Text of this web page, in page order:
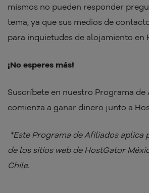
mismos no pueden responder
tema, ya que sus medios de
para inquietudes de alojamiento en
¡No esperes más!
Suscríbete en nuestro Programa de
comienza a ganar dinero junto a
*Este Programa de Afiliados aplica
de los sitios web de HostGator
Chile.